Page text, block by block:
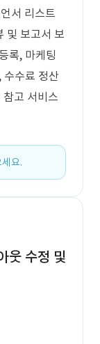
서 리스트
및 보고서 보
록, 마케팅
수수료 정산
고 서비스
요.
웃 수정 및